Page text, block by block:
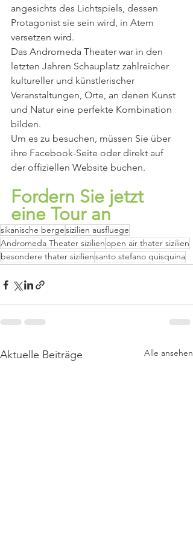
angesichts des Lichtspiels, dessen
Protagonist sie sein wird, in Atem
versetzen wird.
Das Andromeda Theater war in den
letzten Jahren Schauplatz zahlreicher
kultureller und künstlerischer
Veranstaltungen, Orte, an denen Kunst
und Natur eine perfekte Kombination
bilden.
Um es zu besuchen, müssen Sie über
ihre Facebook-Seite oder direkt auf
der offiziellen Website buchen.
Fordern Sie jetzt
eine Tour an
sikanische bergesizilien ausfluege
Andromeda Theater sizilienopen air thater sizilien
besondere thater siziliensanto stefano quisquina
Aktuelle Beiträge Alle ansehen